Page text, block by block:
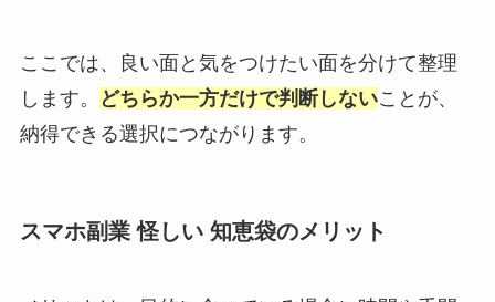
ここでは、良い面と気をつけたい面を分けて整理
します。
どちらか一方だけで判断しないことが、
納得できる選択につながります。
スマホ副業 怪しい 知恵袋のメリット